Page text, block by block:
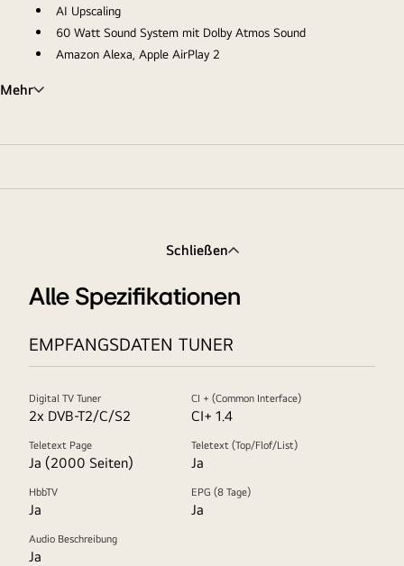
AI Upscaling
60 Watt Sound System mit Dolby Atmos Sound
Amazon Alexa, Apple AirPlay 2
Mehr
Schließen
Alle Spezifikationen
EMPFANGSDATEN TUNER
Digital TV Tuner
2x DVB-T2/C/S2
CI + (Common Interface)
CI+ 1.4
Teletext Page
Ja (2000 Seiten)
Teletext (Top/Flof/List)
Ja
HbbTV
Ja
EPG (8 Tage)
Ja
Audio Beschreibung
Ja